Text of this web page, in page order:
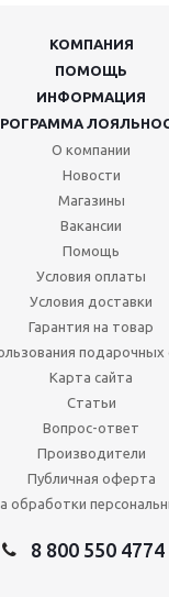
КОМПАНИЯ
ПОМОЩЬ
ИНФОРМАЦИЯ
О компании
Новости
Магазины
Вакансии
Помощь
Условия оплаты
Условия доставки
Гарантия на товар
Карта сайта
Статьи
Вопрос-ответ
Производители
Публичная оферта
обработки
8 800 550 4774